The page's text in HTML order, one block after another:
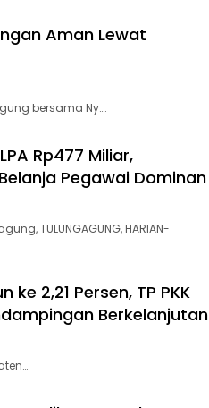
Aman Lewat
bersama Ny….
Rp477 Miliar,
Pegawai Dominan
TULUNGAGUNG, HARIAN-
2,21 Persen, TP PKK
Berkelanjutan